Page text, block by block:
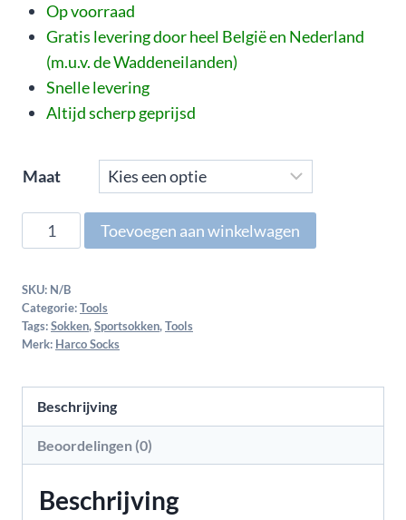
Op voorraad
Gratis levering door heel België en Nederland
(m.u.v. de Waddeneilanden)
Snelle levering
Altijd scherp geprijsd
Maat
Toevoegen aan winkelwagen
SKU: N/B
Categorie: Tools
Tags: Sokken, Sportsokken, Tools
Merk: Harco Socks
Beschrijving
Beoordelingen (0)
Beschrijving